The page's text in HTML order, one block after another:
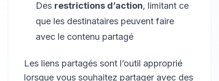
Des restrictions d’action, limitant ce
que les destinataires peuvent faire
avec le contenu partagé
Les liens partagés sont l’outil approprié
lorsque vous souhaitez partager avec des